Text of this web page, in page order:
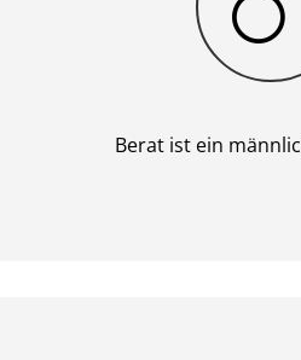
Berat ist ein